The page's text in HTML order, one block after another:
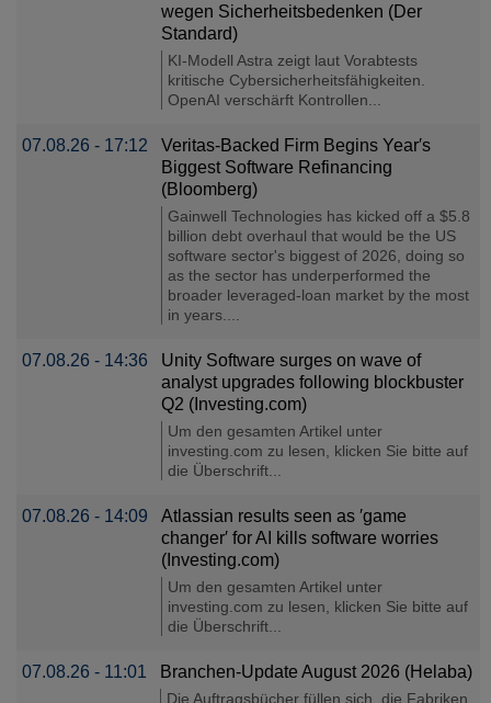
wegen Sicherheitsbedenken (Der
Standard)
KI-Modell Astra zeigt laut Vorabtests
kritische Cybersicherheitsfähigkeiten.
OpenAI verschärft Kontrollen...
07.08.26 - 17:12
Veritas-Backed Firm Begins Year′s
Biggest Software Refinancing
(Bloomberg)
Gainwell Technologies has kicked off a $5.8
billion debt overhaul that would be the US
software sector's biggest of 2026, doing so
as the sector has underperformed the
broader leveraged-loan market by the most
in years....
07.08.26 - 14:36
Unity Software surges on wave of
analyst upgrades following blockbuster
Q2 (Investing.com)
Um den gesamten Artikel unter
investing.com zu lesen, klicken Sie bitte auf
die Überschrift...
07.08.26 - 14:09
Atlassian results seen as ′game
changer′ for AI kills software worries
(Investing.com)
Um den gesamten Artikel unter
investing.com zu lesen, klicken Sie bitte auf
die Überschrift...
07.08.26 - 11:01 Branchen-Update August 2026 (Helaba)
Die Auftragsbücher füllen sich, die Fabriken